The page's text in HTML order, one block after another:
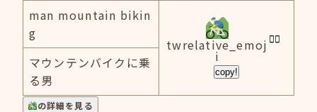
man mountain bikin
g
twrelative_emoj
i
copy!
マウンテンバイクに乗
る男
の詳細を見る